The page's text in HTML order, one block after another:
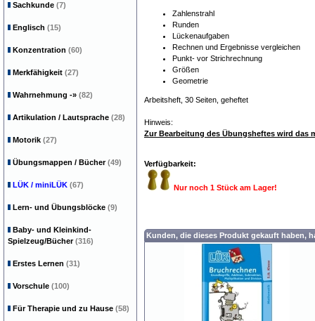
Zahlenstrahl
Runden
Lückenaufgaben
Rechnen und Ergebnisse vergleichen
Punkt- vor Strichrechnung
Größen
Geometrie
Arbeitsheft, 30 Seiten, geheftet
Hinweis:
Zur Bearbeitung des Übungsheftes wird das
Verfügbarkeit:
Nur noch 1 Stück am Lager!
Kunden, die dieses Produkt gekauft haben,
Sachkunde (7)
Englisch (15)
Konzentration (60)
Merkfähigkeit (27)
Wahrnehmung -» (82)
Artikulation / Lautsprache (28)
Motorik (27)
Übungsmappen / Bücher(49)
LÜK / miniLÜK (67)
Lern- und Übungsblöcke (9)
Baby- und Kleinkind-
Spielzeug/Bücher(316)
Erstes Lernen (31)
Vorschule (100)
Für Therapie und zu Hause (58)